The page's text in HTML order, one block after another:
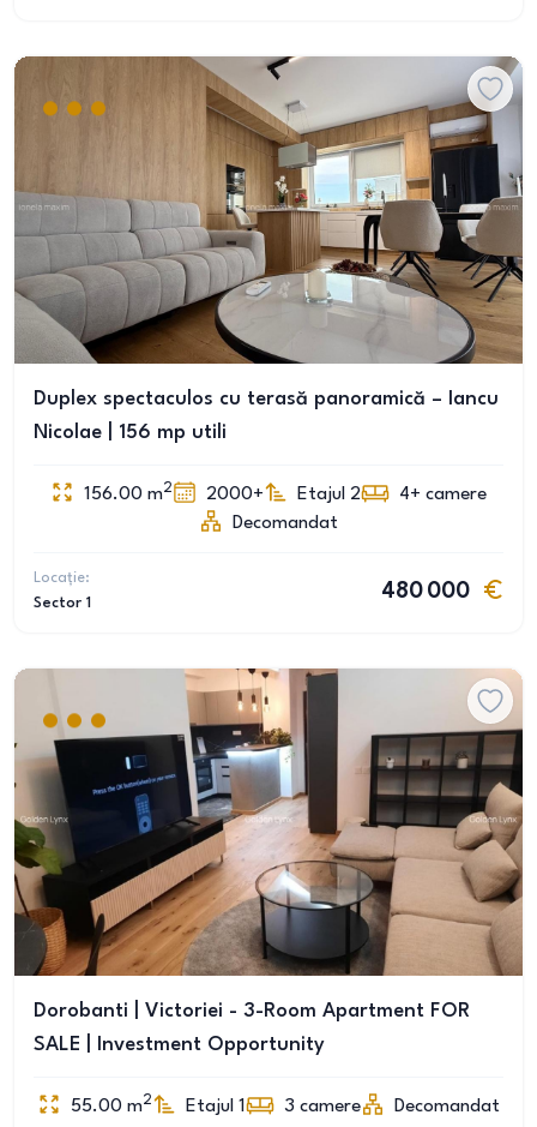
Duplex spectaculos cu terasă panoramică – Iancu
Nicolae | 156 mp utili
156.00 m2 2000+ Etajul 2 4+ camere
Decomandat
Locație:
Sector 1
480 000
Dorobanti | Victoriei - 3-Room Apartment FOR
SALE | Investment Opportunity
55.00 m2 Etajul 1 3 camere Decomandat